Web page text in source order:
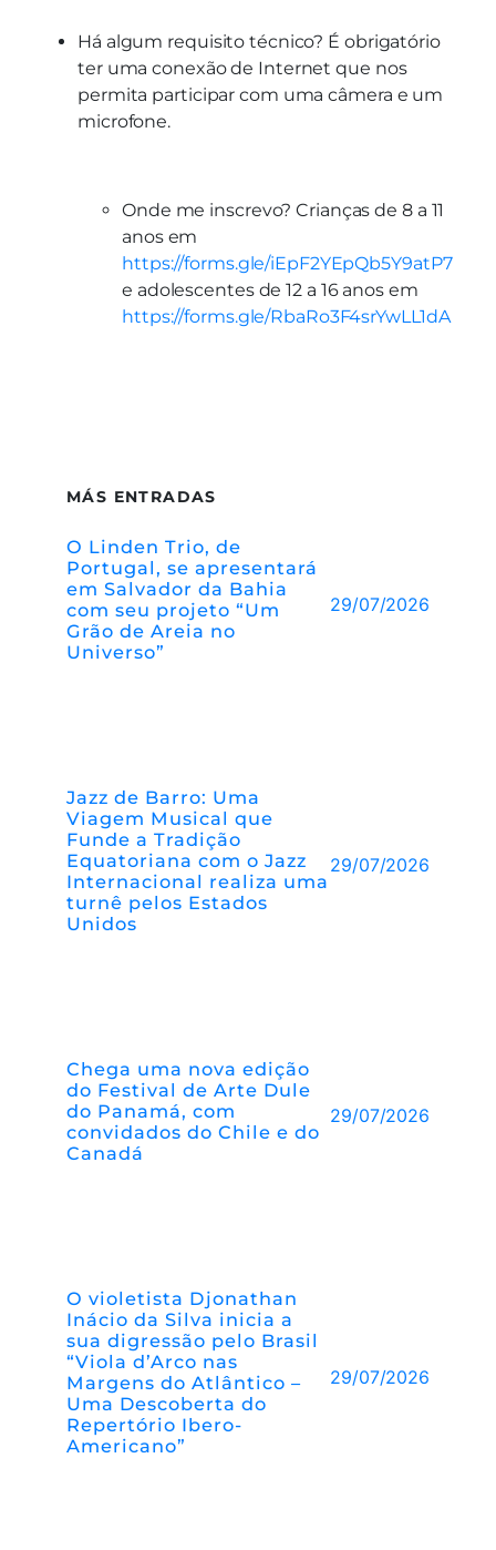
Há algum requisito técnico? É obrigatório
ter uma conexão de Internet que nos
permita participar com uma câmera e um
microfone.
Onde me inscrevo? Crianças de 8 a 11
anos em
https://forms.gle/iEpF2YEpQb5Y9atP7
e adolescentes de 12 a 16 anos em
https://forms.gle/RbaRo3F4srYwLL1dA
MÁS ENTRADAS
O Linden Trio, de
Portugal, se apresentará
em Salvador da Bahia
com seu projeto “Um
Grão de Areia no
Universo”
29/07/2026
Jazz de Barro: Uma
Viagem Musical que
Funde a Tradição
Equatoriana com o Jazz
Internacional realiza uma
turnê pelos Estados
Unidos
29/07/2026
Chega uma nova edição
do Festival de Arte Dule
do Panamá, com
convidados do Chile e do
Canadá
29/07/2026
O violetista Djonathan
Inácio da Silva inicia a
sua digressão pelo Brasil
“Viola d’Arco nas
Margens do Atlântico –
Uma Descoberta do
Repertório Ibero-
Americano”
29/07/2026